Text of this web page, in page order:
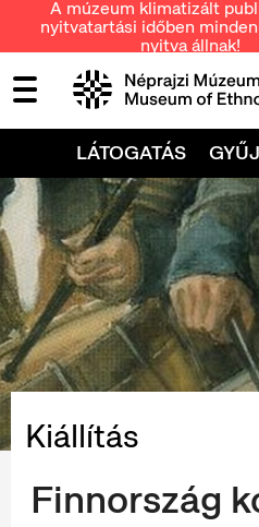
A múzeum klimatizált
nyitvatartási időben
nyitva állnak!
LÁTOGATÁS
Kiállítás
Finnország